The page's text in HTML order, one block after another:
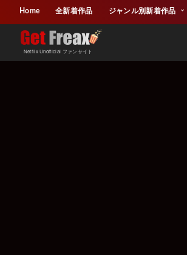
Home 全新着作品 ジャンル別新着作品
Netflix Unofficial ファンサイト